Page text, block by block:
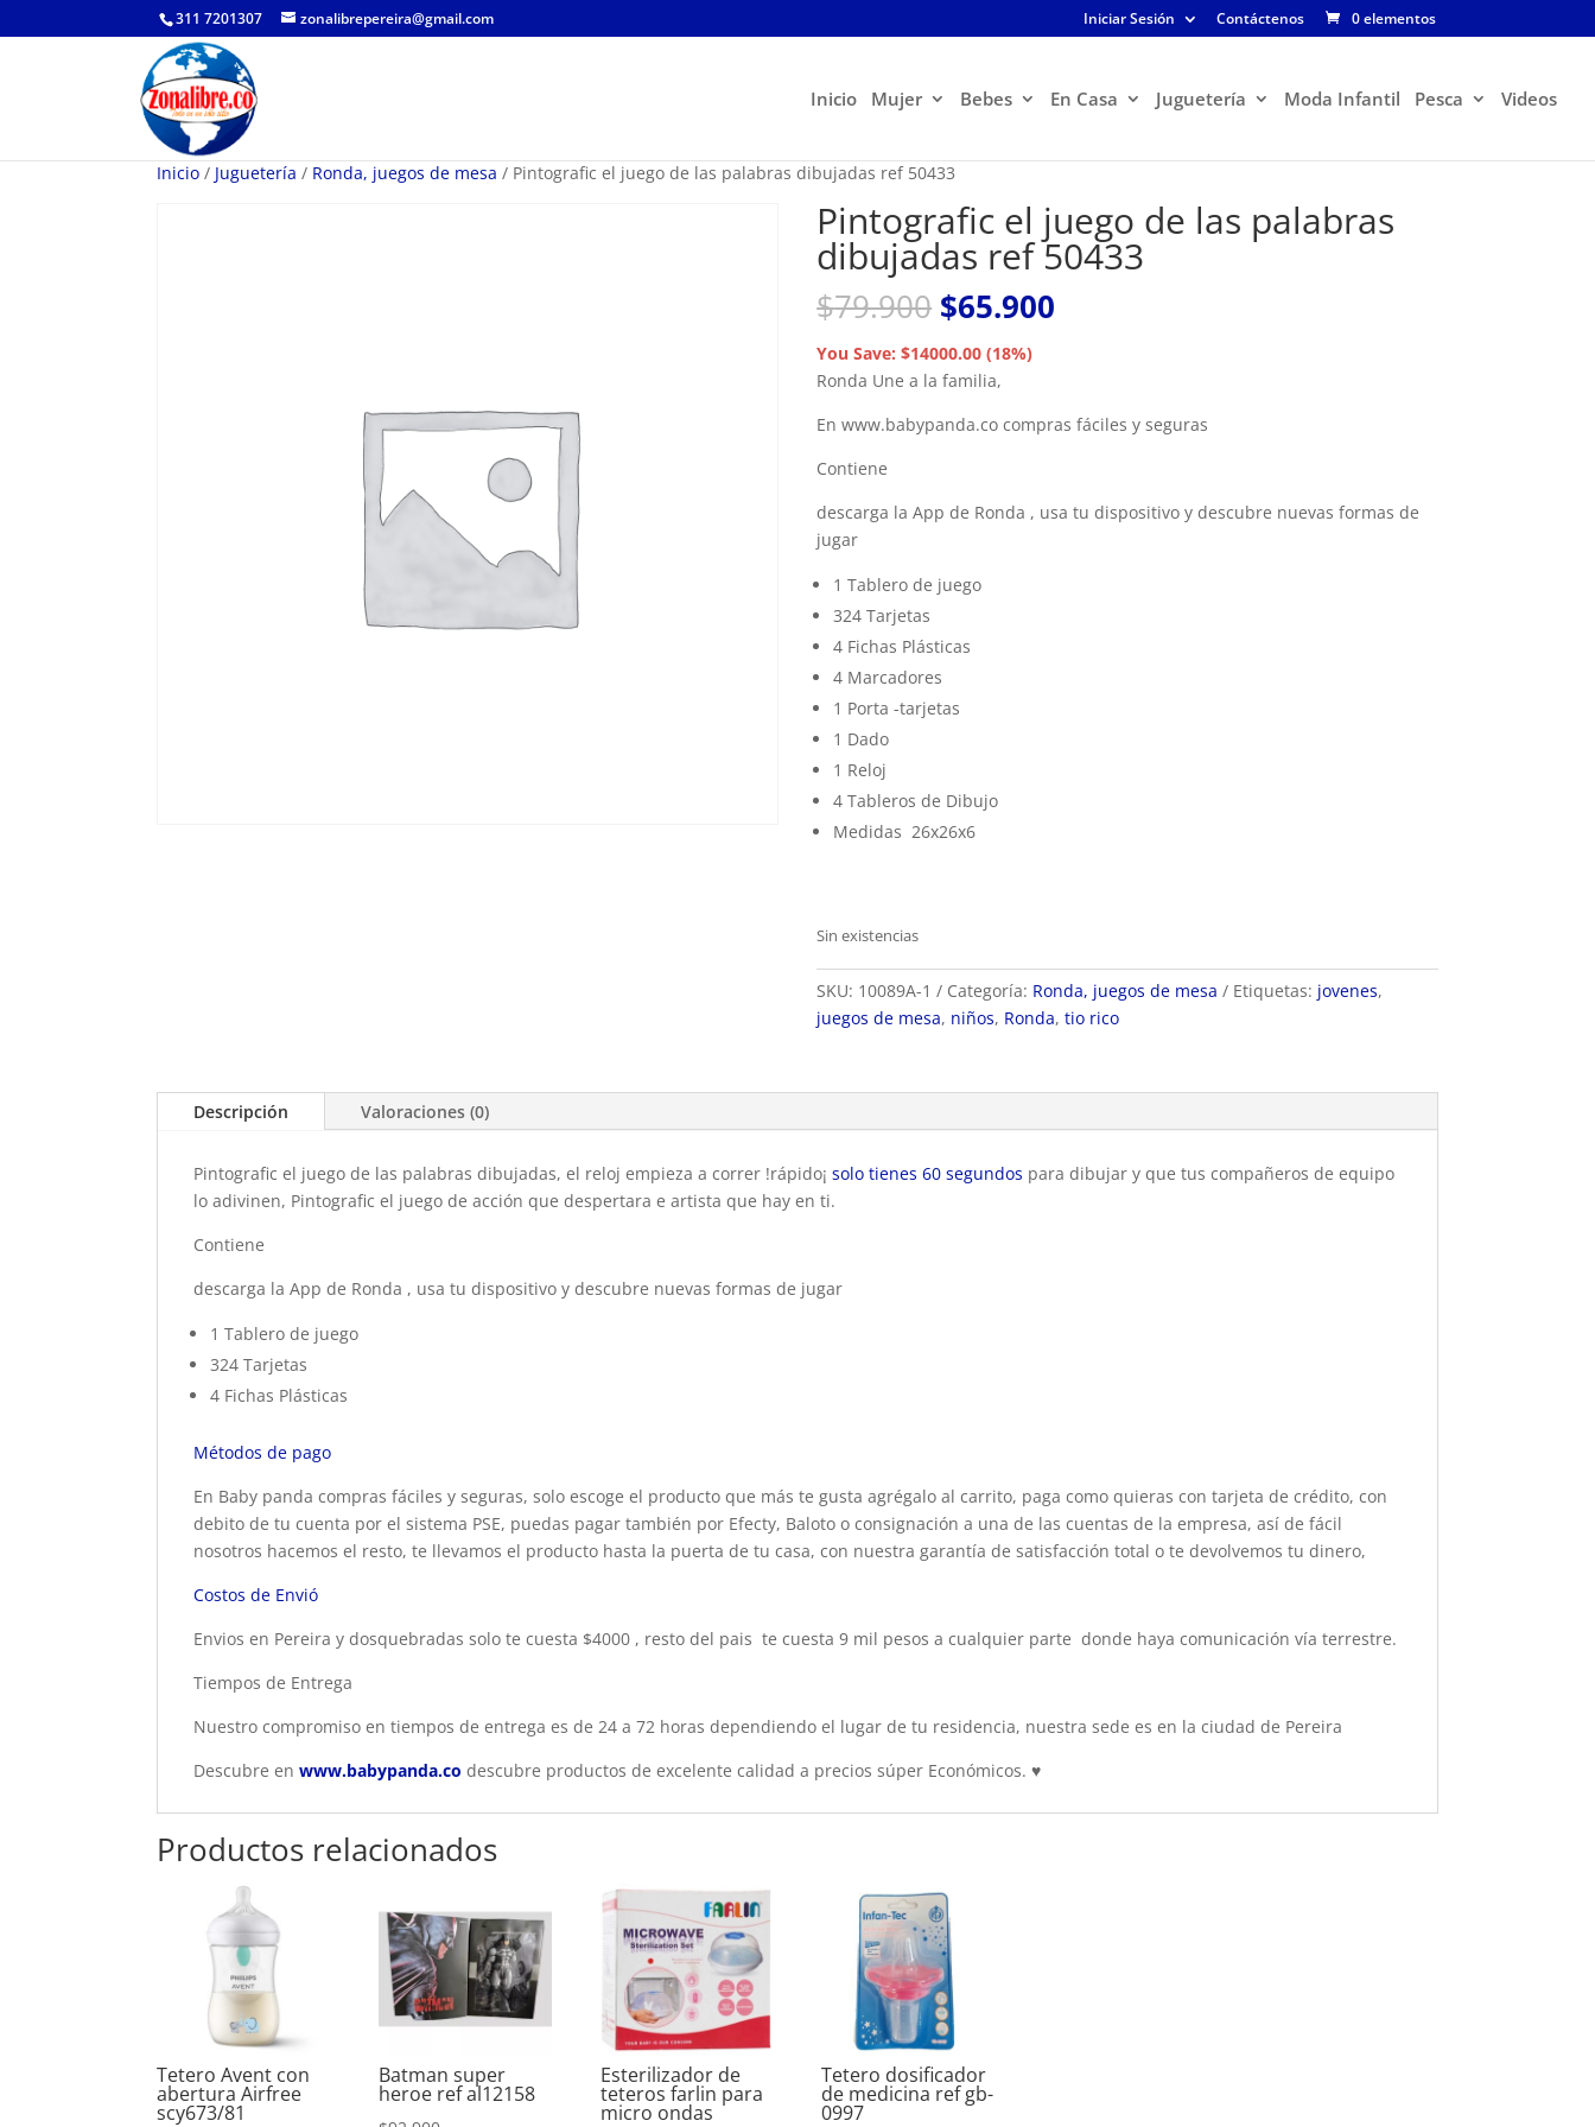
311 7201307 zonalibrepereira@gmail.com Iniciar Sesión Contáctenos 0 elementos
Inicio Mujer Bebes En Casa Juguetería Moda Infantil Pesca Videos
Inicio / Juguetería / Ronda, juegos de mesa / Pintografic el juego de las palabras dibujadas ref 50433
Pintografic el juego de las palabras
dibujadas ref 50433
$79.900 El
precio
original
era:
$79.900.
$65.900
$65.900.
You Save: $14000.00 (18%)
Ronda Une a la familia,
En www.babypanda.co compras fáciles y seguras
Contiene
descarga la App de Ronda , usa tu dispositivo y descubre nuevas formas de
jugar
1 Tablero de juego
324 Tarjetas
4 Fichas Plásticas
4 Marcadores
1 Porta -tarjetas
1 Dado
1 Reloj
4 Tableros de Dibujo
Medidas 26x26x6
Sin existencias
SKU: 10089A-1 Categoría: Ronda, juegos de mesa Etiquetas: jovenes,
juegos de mesa, niños, Ronda,tio rico
Descripción Valoraciones (0)
Pintografic el juego de las palabras dibujadas, el reloj empieza a correr !rápido¡ solo tienes 60 segundos para dibujar y que tus compañeros de equipo
lo adivinen, Pintografic el juego de acción que despertara e artista que hay en ti.
Contiene
descarga la App de Ronda , usa tu dispositivo y descubre nuevas formas de jugar
1 Tablero de juego
324 Tarjetas
4 Fichas Plásticas
Métodos de pago
En Baby panda compras fáciles y seguras, solo escoge el producto que más te gusta agrégalo al carrito, paga como quieras con tarjeta de crédito, con
debito de tu cuenta por el sistema PSE, puedas pagar también por Efecty, Baloto o consignación a una de las cuentas de la empresa, así de fácil
nosotros hacemos el resto, te llevamos el producto hasta la puerta de tu casa, con nuestra garantía de satisfacción total o te devolvemos tu dinero,
Costos de Envió
Envios en Pereira y dosquebradas solo te cuesta $4000 , resto del pais te cuesta 9 mil pesos a cualquier parte donde haya comunicación vía terrestre.
Tiempos de Entrega
Nuestro compromiso en tiempos de entrega es de 24 a 72 horas dependiendo el lugar de tu residencia, nuestra sede es en la ciudad de Pereira
Descubre en www.babypanda.co descubre productos de excelente calidad a precios súper Económicos. ♥
Productos relacionados
Tetero Avent con
abertura Airfree
scy673/81
Batman super
heroe ref al12158
Esterilizador de
teteros farlin para
micro ondas
Tetero dosificador
de medicina ref gb-
0997